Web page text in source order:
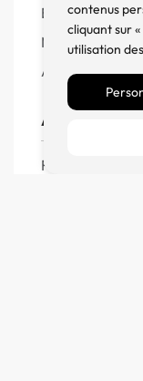
contenus
cliquant sur
utilisation
Enceintes
Meuble, Rack et
Accessoires
Aide
FAQ